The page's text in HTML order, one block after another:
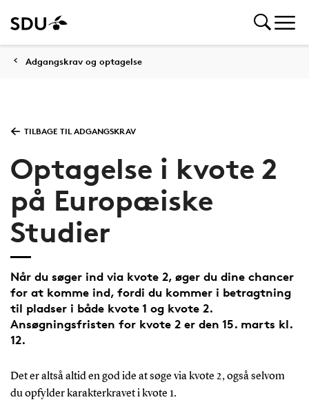
Adgangskrav og optagelse
TILBAGE TIL ADGANGSKRAV
Optagelse i kvote 2
på Europæiske
Studier
Når du søger ind via kvote 2, øger du dine chancer
for at komme ind, fordi du kommer i betragtning
til pladser i både kvote 1 og kvote 2.
Ansøgningsfristen for kvote 2 er den 15. marts kl.
12.
Det er altså altid en god ide at søge via kvote 2, også selvom
du opfylder karakterkravet i kvote 1.